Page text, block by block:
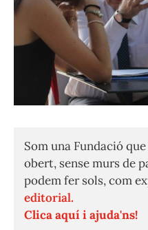
Som una Fundació
obert, sense murs de
podem fer sols, com
editorial.
Clica aquí i ajuda'ns!